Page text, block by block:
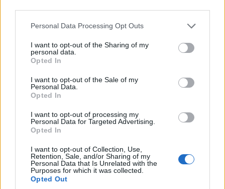
Personal Data Processing Opt Outs
I want to opt-out of the Sharing of my
personal data.
Opted In
I want to opt-out of the Sale of my
Personal Data.
Opted In
I want to opt-out of processing my
Personal Data for Targeted Advertising.
Opted In
I want to opt-out of Collection, Use,
Retention, Sale, and/or Sharing of my
Personal Data that Is Unrelated with the
Purposes for which it was collected.
Opted Out
Jaki kierunek w sztuce
te obrazy?
Sztuka świata - sprawdź